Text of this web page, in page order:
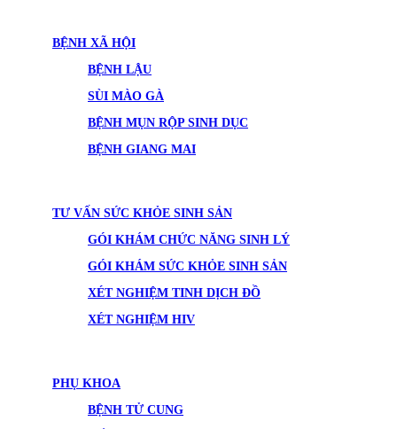
BỆNH XÃ HỘI
BỆNH LẬU
SÙI MÀO GÀ
BỆNH MỤN RỘP SINH DỤC
BỆNH GIANG MAI
TƯ VẤN SỨC KHỎE SINH SẢN
GÓI KHÁM CHỨC NĂNG SINH LÝ
GÓI KHÁM SỨC KHỎE SINH SẢN
XÉT NGHIỆM TINH DỊCH ĐỒ
XÉT NGHIỆM HIV
PHỤ KHOA
BỆNH TỬ CUNG